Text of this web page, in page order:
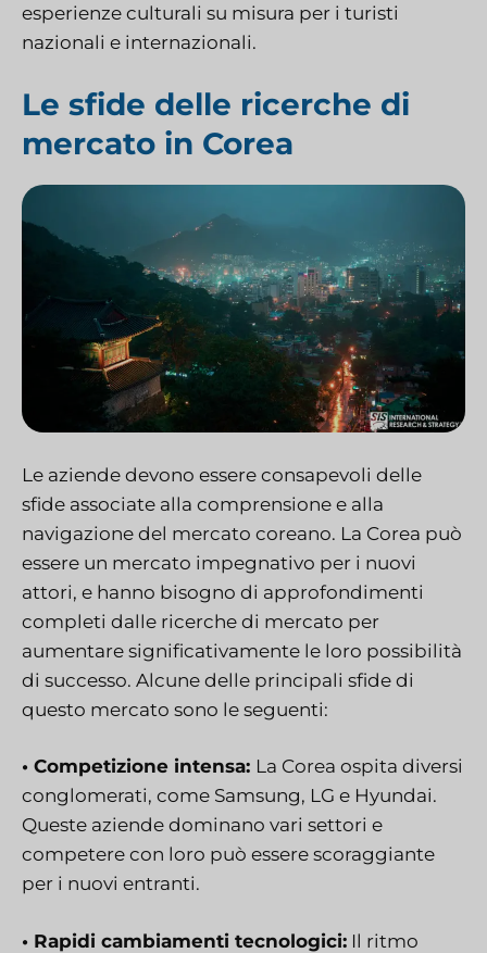
esperienze culturali su misura per i turisti
nazionali e internazionali.
Le sfide delle ricerche di
mercato in Corea
Le aziende devono essere consapevoli delle
sfide associate alla comprensione e alla
navigazione del mercato coreano. La Corea può
essere un mercato impegnativo per i nuovi
attori, e hanno bisogno di approfondimenti
completi dalle ricerche di mercato per
aumentare significativamente le loro possibilità
di successo. Alcune delle principali sfide di
questo mercato sono le seguenti:
• Competizione intensa: La Corea ospita diversi
conglomerati, come Samsung, LG e Hyundai.
Queste aziende dominano vari settori e
competere con loro può essere scoraggiante
per i nuovi entranti.
• Rapidi cambiamenti tecnologici: Il ritmo